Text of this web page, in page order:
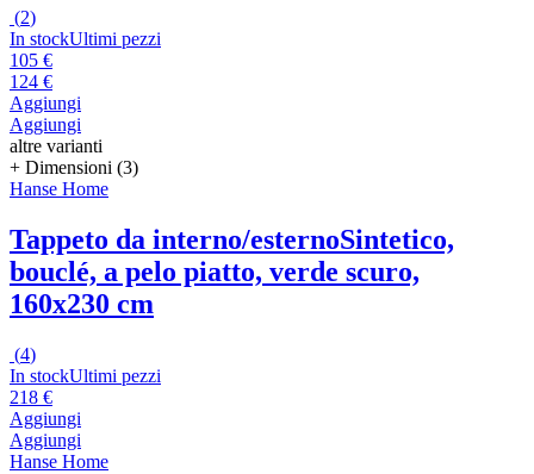
(2)
In stockUltimi pezzi
105 €
124 €
Aggiungi
Aggiungi
altre varianti
+ Dimensioni (3)
Hanse Home
Tappeto da interno/esternoSintetico,
bouclé, a pelo piatto, verde scuro,
160x230 cm
(4)
In stockUltimi pezzi
218 €
Aggiungi
Aggiungi
Hanse Home